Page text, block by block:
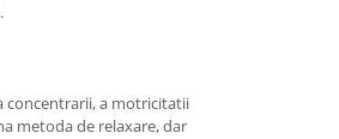
concentrarii, a motricitatii
metoda de relaxare, dar